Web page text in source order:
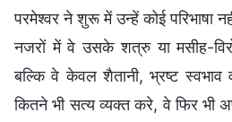
परमेश्वर ने शुरू में उन्हें कोई परिभाषा
नजरों में वे उसके शत्रु या मसीह-
बल्कि वे केवल शैतानी, भ्रष्ट स्वभाव
कितने भी सत्य व्यक्त करे, वे फिर